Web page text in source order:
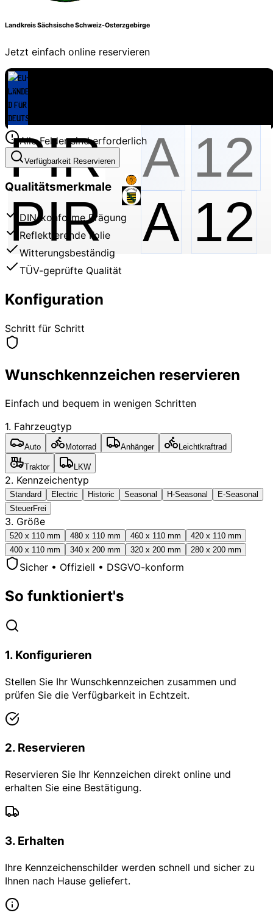
Landkreis Sächsische Schweiz-Osterzgebirge
Jetzt einfach online reservieren
PIR A 12
Alle Felder sind erforderlich
Verfügbarkeit Reservieren
Qualitätsmerkmale
DIN-konforme Prägung
Reflektierende Folie
Witterungsbeständig
TÜV-geprüfte Qualität
Konfiguration
Schritt für Schritt
Wunschkennzeichen reservieren
Einfach und bequem in wenigen Schritten
1. Fahrzeugtyp
Auto Motorrad Anhänger Leichtkraftrad
Traktor LKW
2. Kennzeichentyp
Standard Electric Historic Seasonal H-Seasonal
E-Seasonal
SteuerFrei
3. Größe
520 x 110 mm 480 x 110 mm 460 x 110 mm
420 x 110 mm
400 x 110 mm
340 x 200 mm 320 x 200 mm 280 x 200 mm
Sicher • Offiziell • DSGVO-konform
So funktioniert's
1. Konfigurieren
Stellen Sie Ihr Wunschkennzeichen zusammen und
prüfen Sie die Verfügbarkeit in Echtzeit.
2. Reservieren
Reservieren Sie Ihr Kennzeichen direkt online und
erhalten Sie eine Bestätigung.
3. Erhalten
Ihre Kennzeichenschilder werden schnell und sicher zu
Ihnen nach Hause geliefert.